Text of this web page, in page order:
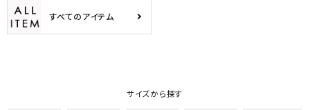
すべてのアイテム
サイズから探す